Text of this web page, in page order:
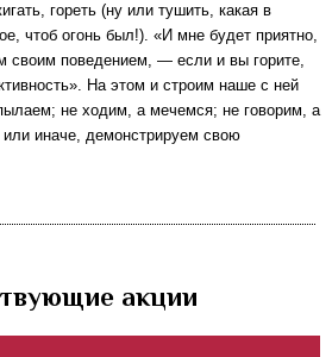
гореть (ну или тушить, какая в
чтоб огонь был!). «И мне будет приятно,
своим поведением, — если и вы горите,
На этом и строим наше с ней
не ходим, а мечемся; не говорим, а
иначе, демонстрируем свою
акции